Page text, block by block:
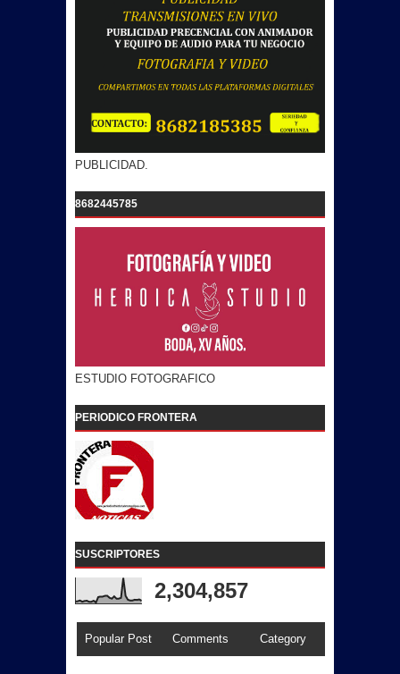
PUBLICIDAD.
8682445785
ESTUDIO FOTOGRAFICO
PERIODICO FRONTERA
SUSCRIPTORES
2,304,857
Popular Post Comments Category